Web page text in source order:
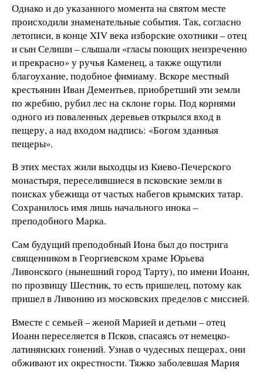
Однако и до указанного момента на святом месте
происходили знаменательные события. Так, согласно
летописи, в конце XIV века изборские охотники – отец
и сын Селиши – слышали «гласы поющих неизреченно
и прекрасно» у ручья Каменец, а также ощутили
благоухание, подобное фимиаму. Вскоре местный
крестьянин Иван Дементьев, приобретший эти земли
по жребию, рубил лес на склоне горы. Под корнями
одного из поваленных деревьев открылся вход в
пещеру, а над входом надпись: «Богом зданныя
пещеры».
В этих местах жили выходцы из Киево-Печерского
монастыря, переселившиеся в псковские земли в
поисках убежища от частых набегов крымских татар.
Сохранилось имя лишь начального инока –
преподобного Марка.
Сам будущий преподобный Иона был до пострига
священником в Георгиевском храме Юрьева
Ливонского (нынешний город Тарту), по имени Иоанн,
по прозвищу Шестник, то есть пришелец, потому как
пришел в Ливонию из московских пределов с миссией.
Вместе с семьей – женой Марией и детьми – отец
Иоанн переселяется в Псков, спасаясь от немецко-
латинянских гонений. Узнав о чудесных пещерах, они
обживают их окрестности. Тяжко заболевшая Мария